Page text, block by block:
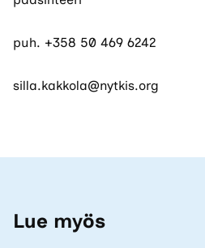
puh. +358 50 469 6242
silla.kakkola@nytkis.org
Lue myös